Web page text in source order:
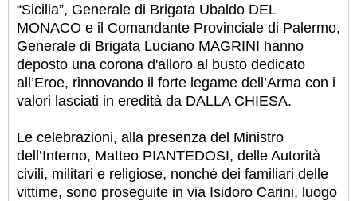
“Sicilia”, Generale di Brigata Ubaldo DEL
MONACO e il Comandante Provinciale di Palermo,
Generale di Brigata Luciano MAGRINI hanno
deposto una corona d'alloro al busto dedicato
all’Eroe, rinnovando il forte legame dell’Arma con i
valori lasciati in eredità da DALLA CHIESA.
Le celebrazioni, alla presenza del Ministro
dell’Interno, Matteo PIANTEDOSI, delle Autorità
civili, militari e religiose, nonché dei familiari delle
vittime, sono proseguite in via Isidoro Carini, luogo